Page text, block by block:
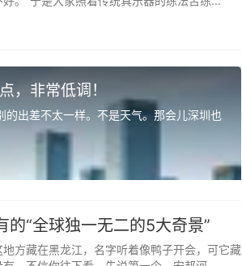
，非常低调！
出差不太一样。不是天气。那会儿深圳也
“全球独一无二的5大奇景”
方藏在黑龙江，名字听着像鸭子开会，可它藏